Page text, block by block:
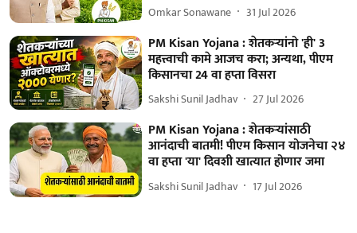
Omkar Sonawane 31 Jul 2026
PM Kisan Yojana : शेतकऱ्यांनो 'ही' 3
महत्त्वाची कामे आजच करा; अन्यथा, पीएम
किसानचा 24 वा हप्ता विसरा
Sakshi Sunil Jadhav 27 Jul 2026
PM Kisan Yojana : शेतकऱ्यांसाठी
आनंदाची बातमी! पीएम किसान योजनेचा २४
वा हप्ता 'या' दिवशी खात्यात होणार जमा
Sakshi Sunil Jadhav 17 Jul 2026